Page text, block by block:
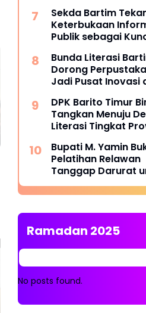
Buka
Pendidikan
Sekda Bartim
Keterbukaan
Publik sebagai
Bunda Literasi
Dorong
Jadi Pusat Inovasi
Muda
DPK Barito Timur
Tangkan Menuju
Literasi Tingkat
Bupati M. Yamin
Pelatihan Relawan
Tanggap Darurat
Perkuat
Bencana di Barito
Ramadan 2025
No posts found.